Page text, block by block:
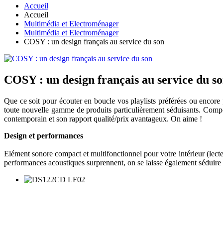
Accueil
Accueil
Multimédia et Electroménager
Multimédia et Electroménager
COSY : un design français au service du son
COSY : un design français au service du
Que ce soit pour écouter en boucle vos playlists préférées ou
toute nouvelle gamme de produits particulièrement séduisants.
contemporain et son rapport qualité/prix avantageux. On aime !
Design et performances
Elément sonore compact et multifonctionnel pour votre intérieur
performances acoustiques surprennent, on se laisse également